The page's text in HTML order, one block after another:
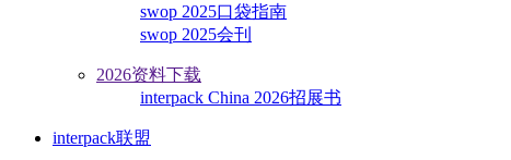
swop 2025口袋指南
swop 2025会刊
2026资料下载
interpack China 2026招展书
interpack联盟